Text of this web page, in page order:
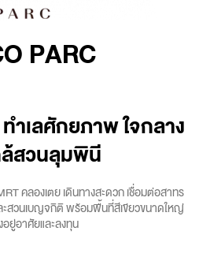
PARC
ำเลศักยภาพ ใจกลาง
ล้สวนลุมพินี
คลองเตย เดินทางสะดวก เชื่อมต่อสาทร
สวนเบญจกิติ พร้อมพื้นที่สีเขียวขนาดใหญ่
อยู่อาศัยและลงทุน